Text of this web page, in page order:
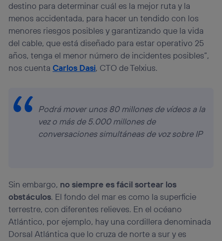
destino para determinar cuál es la mejor ruta y la
menos accidentada, para hacer un tendido con los
menores riesgos posibles y garantizando que la vida
del cable, que está diseñado para estar operativo 25
años, tenga el menor número de incidentes posibles”,
nos cuentaCarlos Dasi, CTO de Telxius.
Podrá mover unos 80 millones de vídeos a la
vez o más de 5.000 millones de
conversaciones simultáneas de voz sobre IP
Sin embargo, no siempre es fácil sortear los
obstáculos. El fondo del mar es como la superficie
terrestre, con diferentes relieves. En el océano
Atlántico, por ejemplo, hay una cordillera denominada
Dorsal Atlántica que lo cruza de norte a sur y es